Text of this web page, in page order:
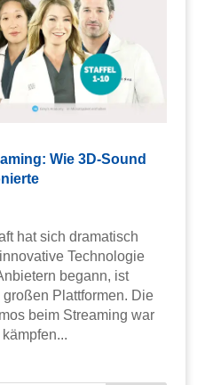
Wie 3D-Sound
hat sich dramatisch
Technologie
begann, ist
Plattformen. Die
beim Streaming war